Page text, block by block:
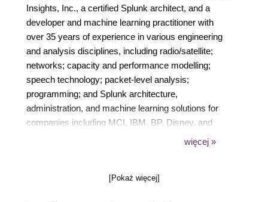
Insights, Inc., a certified Splunk architect, and a
developer and machine learning practitioner with
over 35 years of experience in various engineering
and analysis disciplines, including radio/satellite;
networks; capacity and performance modelling;
speech technology; packet-level analysis;
programming; and Splunk architecture,
administration, and machine learning solutions for
companies including MCI, IBM, BP, Disney, and
AMEX. James is also a private pilot and holds an
więcej »
[Pokaż więcej]